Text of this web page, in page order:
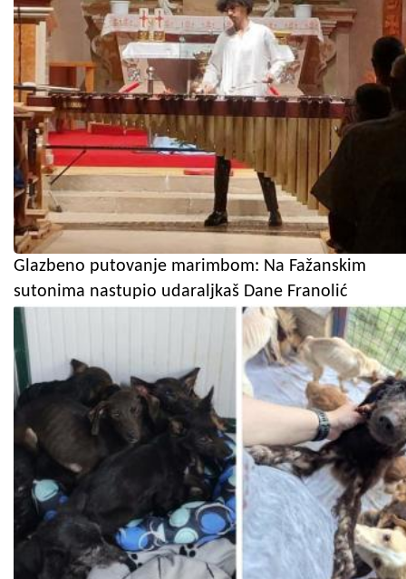
Glazbeno putovanje marimbom: Na Fažanskim
sutonima nastupio udaraljkaš Dane Franolić